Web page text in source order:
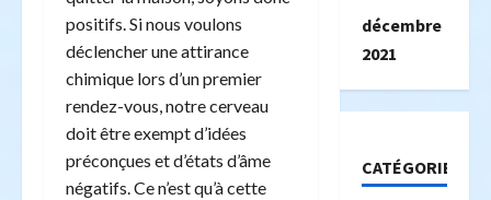
positifs. Si nous voulons
déclencher une attirance
chimique lors d’un premier
rendez-vous, notre cerveau
doit être exempt d’idées
préconçues et d’états d’âme
négatifs. Ce n’est qu’à cette
décembre
2021
CATÉGORIES